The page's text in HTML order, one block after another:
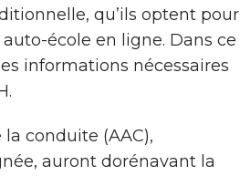
qu’ils optent pour
école en ligne. Dans ce
informations nécessaires
conduite (AAC),
auront dorénavant la